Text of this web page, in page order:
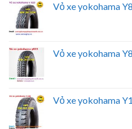
Vỏ xe yokohama
Vỏ xe yokohama
Vỏ xe yokohama